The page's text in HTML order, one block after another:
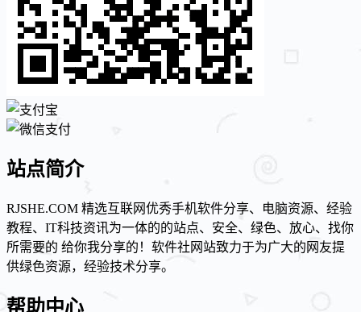
站点简介
RJSHE.COM 精选互联网优秀手机软件分享、电脑资源、经验
教程、IT科技资讯为一体的的站点、安全、绿色、放心、找你
所需要的 给你我分享的！软件社网站致力于为广大的网友提
供绿色资源，经验技术分享。
帮助中心